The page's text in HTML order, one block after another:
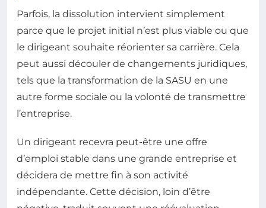
Parfois, la dissolution intervient simplement
parce que le projet initial n’est plus viable ou que
le dirigeant souhaite réorienter sa carrière. Cela
peut aussi découler de changements juridiques,
tels que la transformation de la SASU en une
autre forme sociale ou la volonté de transmettre
l’entreprise.
Un dirigeant recevra peut-être une offre
d’emploi stable dans une grande entreprise et
décidera de mettre fin à son activité
indépendante. Cette décision, loin d’être